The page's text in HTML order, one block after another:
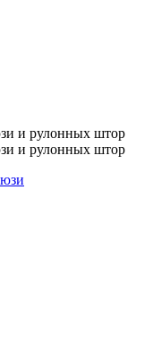
и рулонных штор
и рулонных штор